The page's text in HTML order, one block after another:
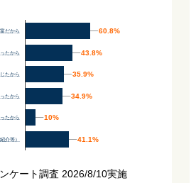
だから
たから
たから
たから
たから
介等）
60.8%
60.8%
43.8%
43.8%
35.9%
35.9%
34.9%
34.9%
10%
10%
41.1%
41.1%
ケート調査 2026/8/10実施